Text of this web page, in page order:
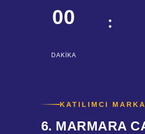
00 :
KATILIMCI
6. MARMARA